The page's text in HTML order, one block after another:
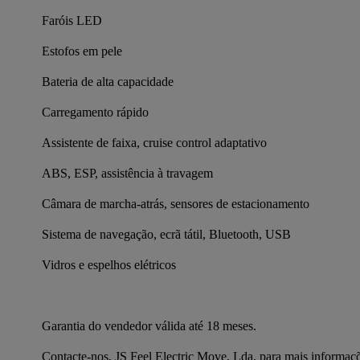
Faróis LED
Estofos em pele
Bateria de alta capacidade
Carregamento rápido
Assistente de faixa, cruise control adaptativo
ABS, ESP, assistência à travagem
Câmara de marcha-atrás, sensores de estacionamento
Sistema de navegação, ecrã tátil, Bluetooth, USB
Vidros e espelhos elétricos
Garantia do vendedor válida até 18 meses.
Contacte-nos, JS Feel Electric Move, Lda. para mais